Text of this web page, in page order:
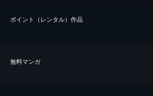
ポイント（レンタル）作品
無料マンガ